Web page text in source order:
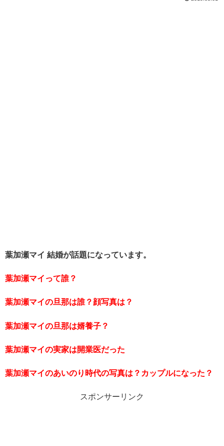
葉加瀬マイ 結婚が話題になっています。
葉加瀬マイって誰？
葉加瀬マイの旦那は誰？顔写真は？
葉加瀬マイの旦那は婿養子？
葉加瀬マイの実家は開業医だった
葉加瀬マイのあいのり時代の写真は？カップルになった？
スポンサーリンク